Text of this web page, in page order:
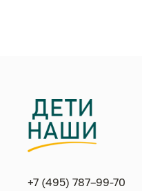
+7 (495) 787–99-70